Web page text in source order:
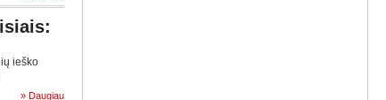
ieško
» Daugiau